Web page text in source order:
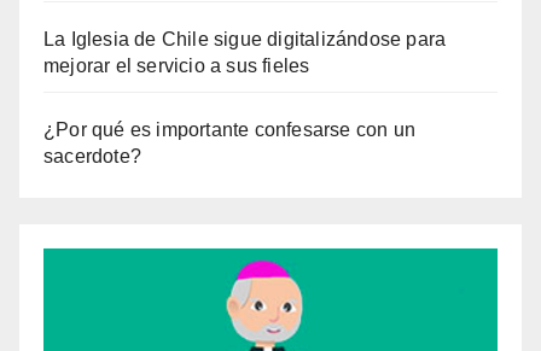
La Iglesia de Chile sigue digitalizándose para
mejorar el servicio a sus fieles
¿Por qué es importante confesarse con un
sacerdote?